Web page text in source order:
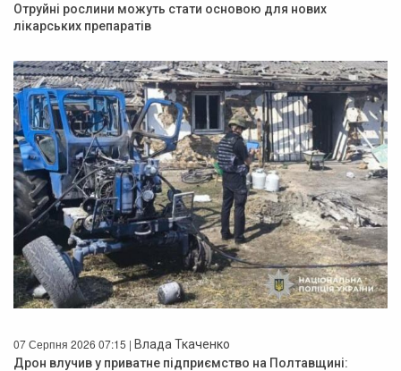
Отруйні рослини можуть стати основою для нових
лікарських препаратів
07 Серпня 2026 07:15 | Влада Ткаченко
Дрон влучив у приватне підприємство на Полтавщині: